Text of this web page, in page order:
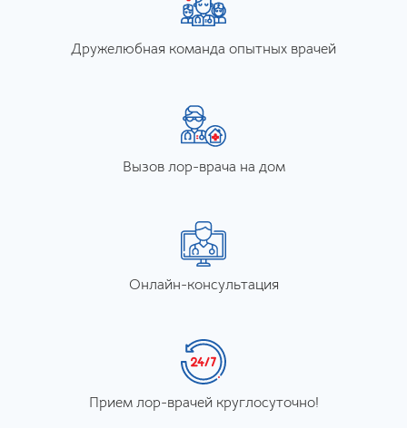
Дружелюбная команда опытных врачей
Вызов лор-врача на дом
Онлайн-консультация
Прием лор-врачей круглосуточно!